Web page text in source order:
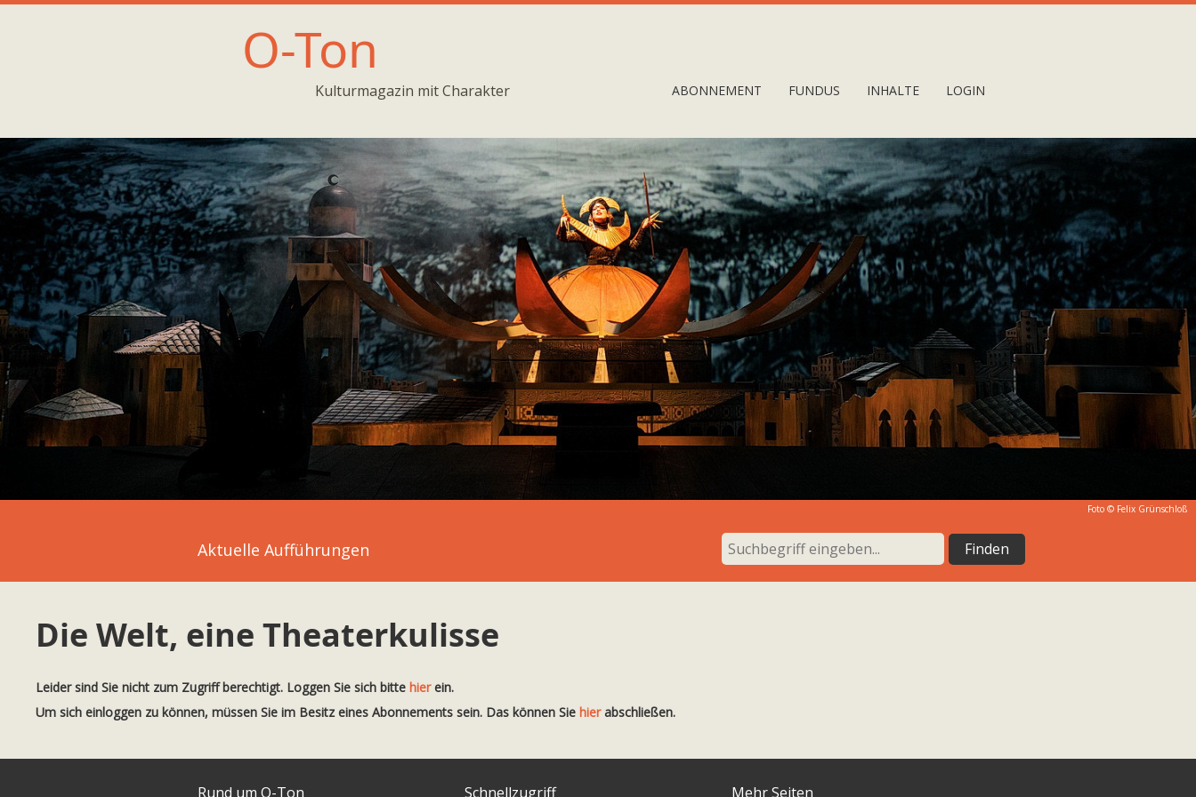
O-Ton
Kulturmagazin mit Charakter ABONNEMENT FUNDUS INHALTE LOGIN
Foto © Felix Grünschloß
Aktuelle Aufführungen
Die Welt, eine Theaterkulisse
Leider sind Sie nicht zum Zugriff berechtigt. Loggen Sie sich bitte hierein.
Um sich einloggen zu können, müssen Sie im Besitz eines Abonnements sein. Das können Sie hierabschließen.
Rund um O-Ton Schnellzugriff Mehr Seiten